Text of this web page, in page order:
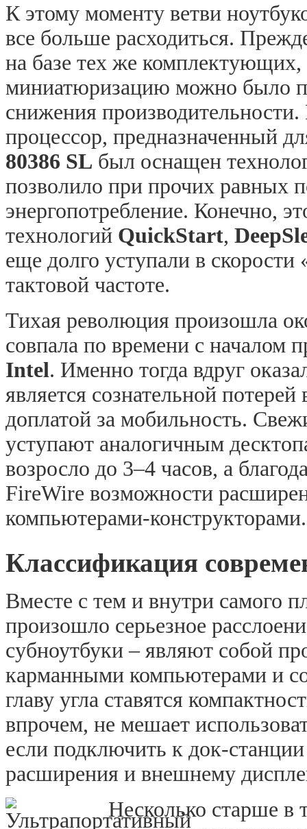
К этому моменту ветви
все больше расходиться.
на базе тех же
миниатюризацию можно было
снижения
процессор, предназначенный
80386 SL был оснащен
позволило при прочих равных
энергопотребление. Конечно,
технологий QuickStart,
еще долго уступали в
тактовой частоте.
Тихая революция произошла
совпала по времени с началом
Intel. Именно тогда вдруг
является сознательной
доплатой за мобильность.
уступают аналогичным
возросло до 3–4 часов, а
FireWire возможности
компьютерами-конструкторами.
Классификация
Вместе с тем и внутри самого
произошло серьезное
субноутбуки – являют собой
карманными компьютерами и
главу угла ставятся
впрочем, не мешает
если подключить к док-
расширения и внешнему
Несколько старше в